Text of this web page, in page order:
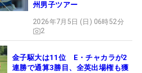
州男子ツアー
2026年7月5日 (日) 06時52分
2
金子駆大は11位 E・チャカラが2
連勝で通算3勝目、全英出場権も獲